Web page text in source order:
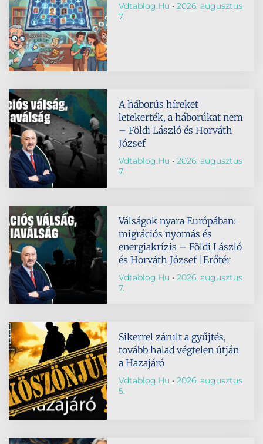
Vdtablog.hu
2026. augusztus
7.
A háborús híreket
letekerték, a háborúkat nem
– Földi László és Horváth
József
Vdtablog.hu
2026. augusztus
7.
Válságok nyara Európában:
migrációs nyomás és
energiakrízis – Földi László
és Horváth József |Erőtér
Vdtablog.hu
2026. augusztus
7.
Sikerrel zárult a gyűjtés,
tovább halad végtelen útján
a Hazajáró
Vdtablog.hu
2026. augusztus
5.